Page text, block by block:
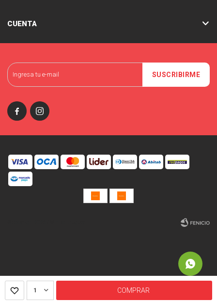
1 COMPRAR
SUSCRIBIRME
 
CUENTA